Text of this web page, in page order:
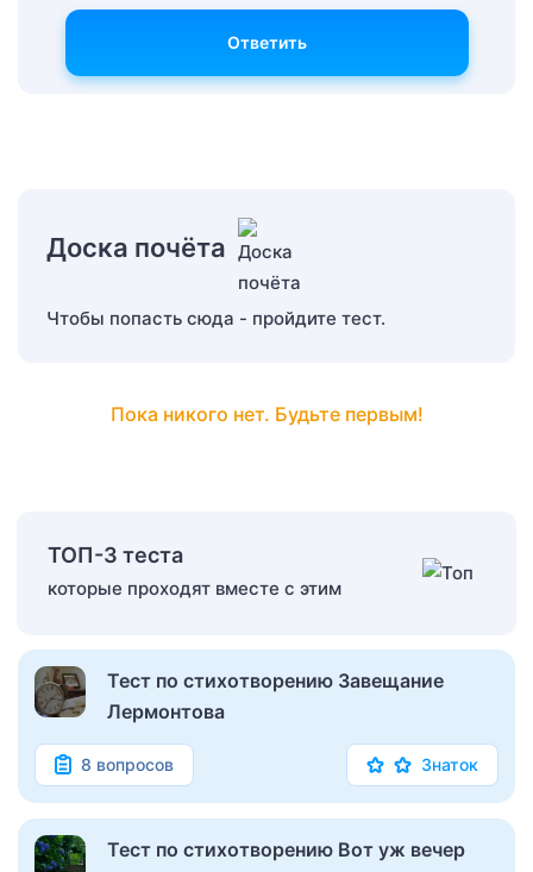
Ответить
Доска почёта
Чтобы попасть сюда - пройдите тест.
Пока никого нет. Будьте первым!
ТОП-3 теста
которые проходят вместе с этим
Тест по стихотворению Завещание
Лермонтова
8 вопросов Знаток
Тест по стихотворению Вот уж вечер